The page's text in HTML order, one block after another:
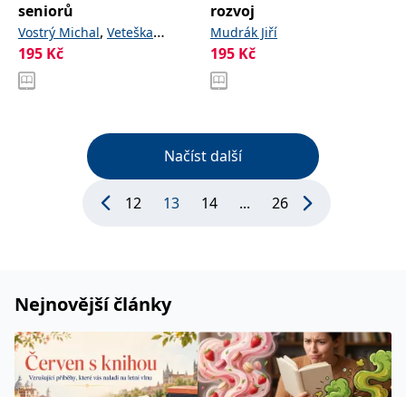
seniorů
Vostrý Michal, Veteška
Jaroslav
195 Kč
rozvoj
Mudrák Jiří
195 Kč
Načíst další
12 13 14 ... 26
Nejnovější články